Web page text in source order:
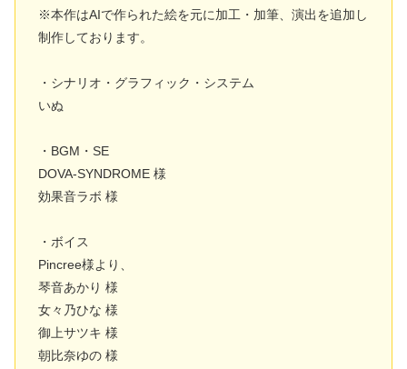
※本作はAIで作られた絵を元に加工・加筆、演出を追加し
制作しております。
・シナリオ・グラフィック・システム
いぬ
・BGM・SE
DOVA-SYNDROME 様
効果音ラボ 様
・ボイス
Pincree様より、
琴音あかり 様
女々乃ひな 様
御上サツキ 様
朝比奈ゆの 様